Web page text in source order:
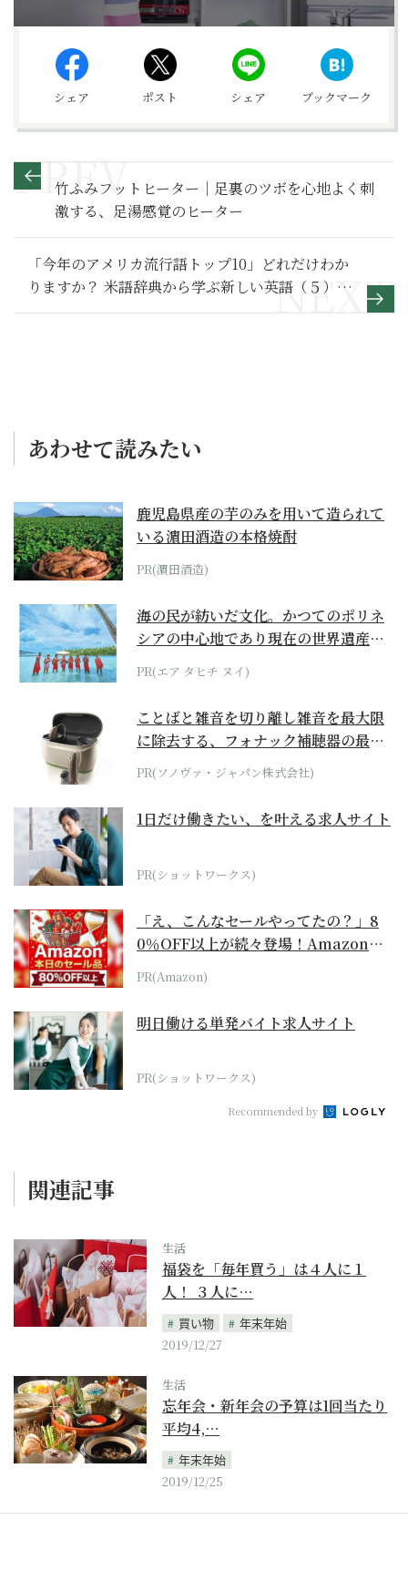
シェア ポスト シェア ブックマーク
竹ふみフットヒーター｜足裏のツボを心地よく刺
激する、足湯感覚のヒーター
「今年のアメリカ流行語トップ10」どれだけわか
りますか？ 米語辞典から学ぶ新しい英語（５）
【世界が変わる異文化理解レッスン 基礎編36】
あわせて読みたい
鹿児島県産の芋のみを用いて造られて
いる濵田酒造の本格焼酎
PR(濵田酒造)
海の民が紡いだ文化。かつてのポリネ
シアの中心地であり現在の世界遺産か
らみえてくる...
PR(エア タヒチ ヌイ)
ことばと雑音を切り離し雑音を最大限
に除去する、フォナック補聴器の最上
位モデル
PR(ソノヴァ・ジャパン株式会社)
1日だけ働きたい、を叶える求人サイト
PR(ショットワークス)
「え、こんなセールやってたの？」8
0％OFF以上が続々登場！Amazonの
本気が...
PR(Amazon)
明日働ける単発バイト求人サイト
PR(ショットワークス)
Recommended by
関連記事
生活
福袋を「毎年買う」は４人に１
人！ ３人に…
買い物
年末年始
2019/12/27
生活
忘年会・新年会の予算は1回当たり
平均4,…
年末年始
2019/12/25